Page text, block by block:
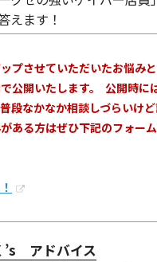
えます！
プさせていただいたお悩み
公開いたします。 公開時に
段なかなか相談しづらいけ
ある方はぜひ下記のフォー
’s アドバイス